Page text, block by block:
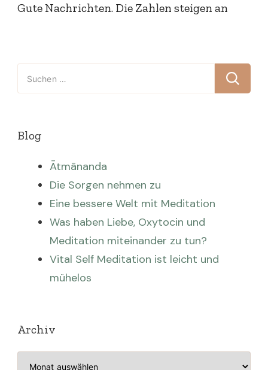
Gute Nachrichten. Die Zahlen steigen an
Suchen
nach:
Blog
Ātmānanda
Die Sorgen nehmen zu
Eine bessere Welt mit Meditation
Was haben Liebe, Oxytocin und
Meditation miteinander zu tun?
Vital Self Meditation ist leicht und
mühelos
Archiv
Archiv